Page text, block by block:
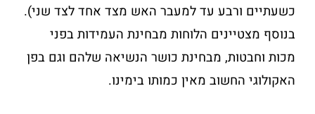
כשעתיים ורבע עד למעבר האש מצד אחד לצד שני).
בנוסף מצטיינים הלוחות מבחינת העמידות בפני
מכות וחבטות, מבחינת כושר הנשיאה שלהם וגם בפן
האקולוגי החשוב מאין כמותו בימינו.